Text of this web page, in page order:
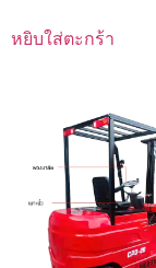
หยิบใส่ตะกร้า